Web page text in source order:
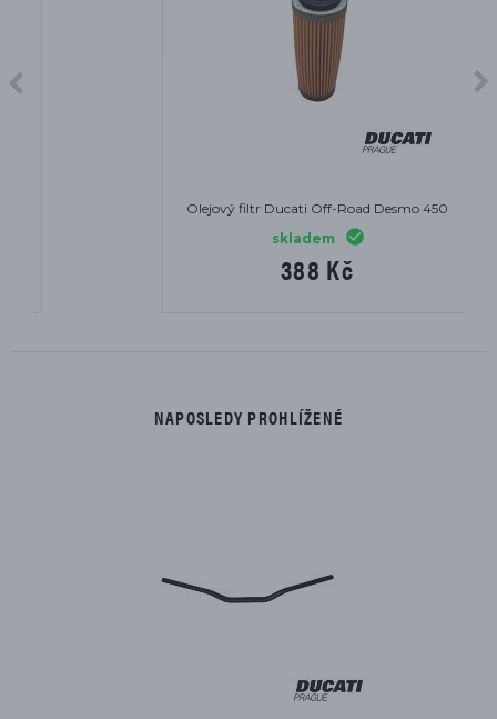
Olejový filtr Ducati Off-Road Desmo 450
388 Kč
NAPOSLEDY PROHLÍŽENÉ